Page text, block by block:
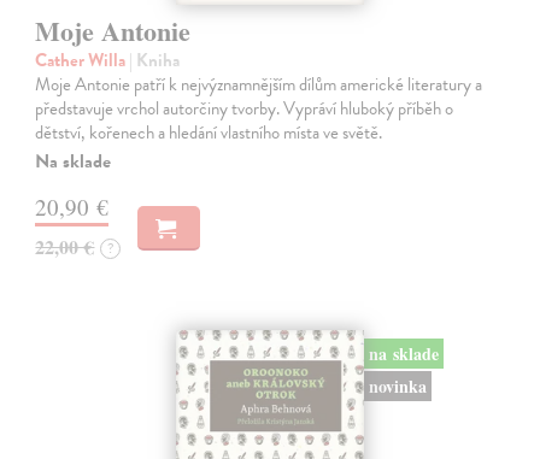
Moje Antonie
Cather Willa| Kniha
Moje Antonie patří k nejvýznamnějším dílům americké literatury a
představuje vrchol autorčiny tvorby. Vypráví hluboký příběh o
dětství, kořenech a hledání vlastního místa ve světě.
Na sklade
20,90 €
22,00 € ?
na sklade
novinka